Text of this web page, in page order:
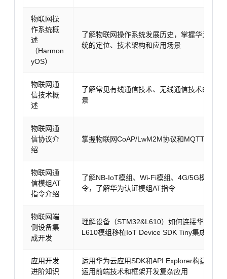
物联网操
作系统概
述
（Harmon
yOS）
了解物联网操作系统发展历史，掌握华为物联
统的定位、技术架构和应用场景
物联网通
信技术概
述
了解常见有线通信技术、无线通信技术的特性
景
物联网通
信协议介
绍
掌握物联网CoAP/LwM2M协议和MQTT协议
物联网通
信模组AT
指令介绍
了解NB-IoT模组、Wi-Fi模组、4G/5G模组入
令，了解华为认证模组AT指令
物联网端
侧设备集
成开发
理解设备（STM32&L610）如何连接华为云，
L610模组移植IoT Device SDK Tiny集成开发
应用开发
进阶知识
运用华为云应用SDK和API Explorer构建物联
运用前端技术和框架开发复杂应用